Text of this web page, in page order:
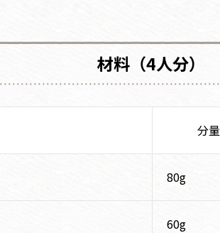
材料（4人分）
分量
80g
60g